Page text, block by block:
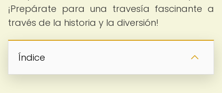
¡Prepárate para una travesía fascinante a
través de la historia y la diversión!
Índice